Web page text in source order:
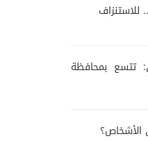
للاستنزاف
تتسع بمحافظة
الأشخاص؟